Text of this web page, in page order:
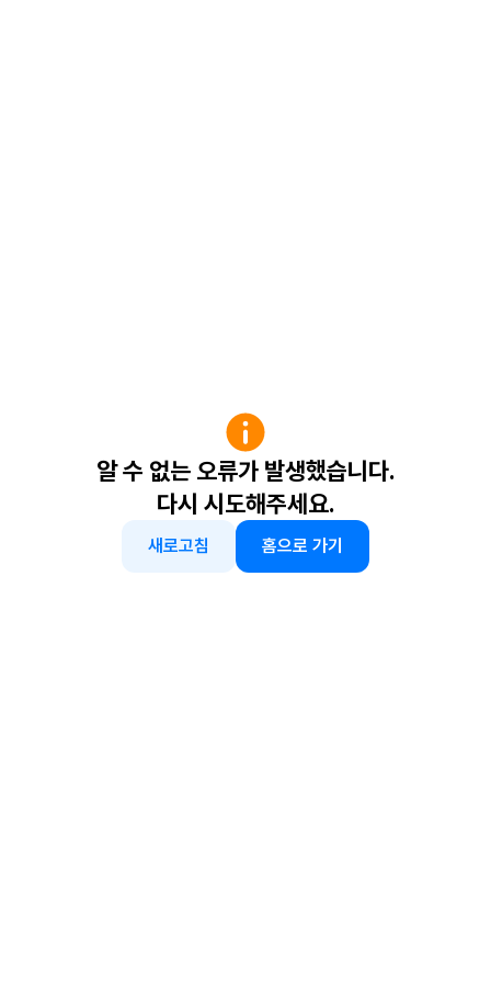
알 수 없는 오류가 발생했습니다.
다시 시도해주세요.
새로고침 홈으로 가기